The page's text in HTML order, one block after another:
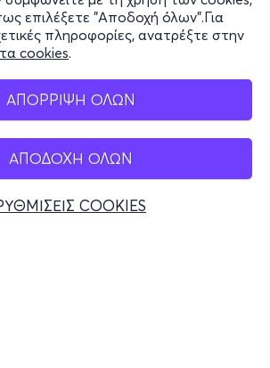
επιλέξετε "Αποδοχή όλων".Για
πληροφορίες, ανατρέξτε στην
cookies.
ΑΠΟΡΡΙΨΗ ΟΛΩΝ
ΑΠΟΔΟΧΗ ΟΛΩΝ
COOKIES